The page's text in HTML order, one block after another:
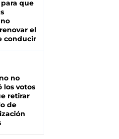
que
el
conducir
no
los votos
retirar
de